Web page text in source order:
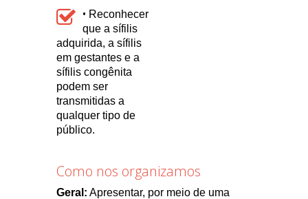
• Reconhecer
que a sífilis
adquirida, a sífilis
em gestantes e a
sífilis congênita
podem ser
transmitidas a
qualquer tipo de
público.
Como nos organizamos
Geral: Apresentar, por meio de uma